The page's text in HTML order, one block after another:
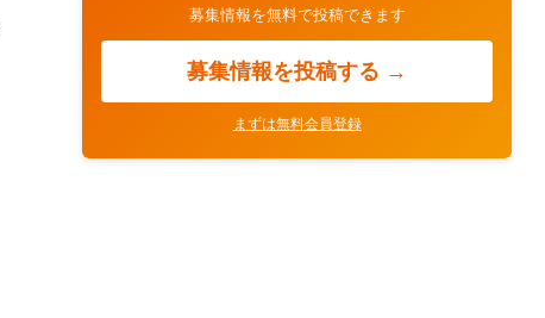
募集情報を無料で投稿できます
募集情報を投稿する →
まずは無料会員登録